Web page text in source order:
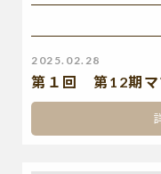
2025.02.28
第１回 第12期マ